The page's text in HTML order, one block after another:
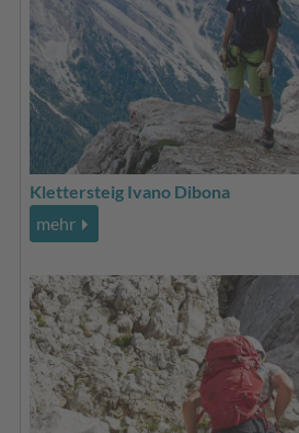
Klettersteig Ivano Dibona
mehr